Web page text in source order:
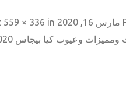
مارس 16, 2020 559 × 336 in
وعيوب كيا بيجاس 2020